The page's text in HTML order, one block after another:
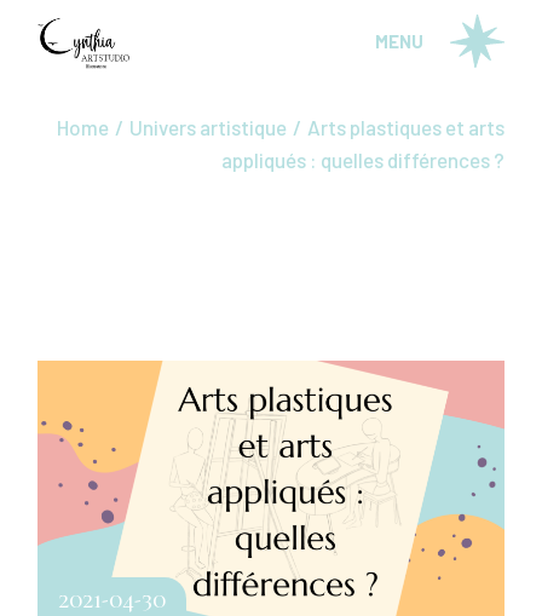
MENU
Home Univers artistique
Arts plastiques et arts
appliqués : quelles différences ?
2021-04-30